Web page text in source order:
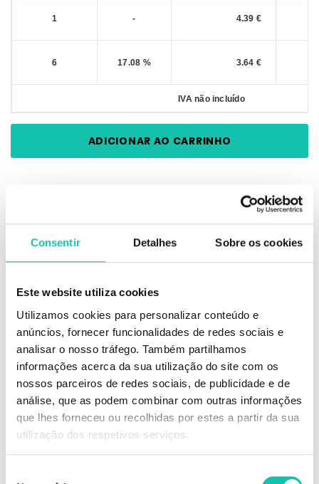
Consentir Detalhes Sobre os cookies
Este website utiliza cookies
Utilizamos cookies para personalizar conteúdo e
anúncios, fornecer funcionalidades de redes sociais e
analisar o nosso tráfego. Também partilhamos
informações acerca da sua utilização do site com os
nossos parceiros de redes sociais, de publicidade e de
análise, que as podem combinar com outras informações
que lhes forneceu ou recolhidas por estes a partir da sua
utilização dos respetivos serviços.
1 - 4.39 €
6 17.08 % 3.64 €
IVA não incluído
DESCRIÇÃO
para facilitar o cuidado diário dos cabelos cacheados e crespos das
proporciona desembaraço fácil, tudo isso sem deixar resíduos nos fios.
Este produto versátil pode ser utilizado tanto como Creme de Tratamento
quanto como Creme para Pentear, garantindo volume controlado e
definição suave dos cachos ao longo do dia. Ideal para restaurar a vida e
o brilho dos fios opacos, ele é perfeito para manter os cabelos dos
pequenos hidratados, modelados e saudáveis.
Características do Produto:
Máscara de 1kg
Hidratação profunda e controle de frizz